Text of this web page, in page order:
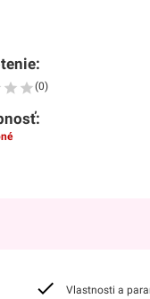
(0)
Vlastnosti a